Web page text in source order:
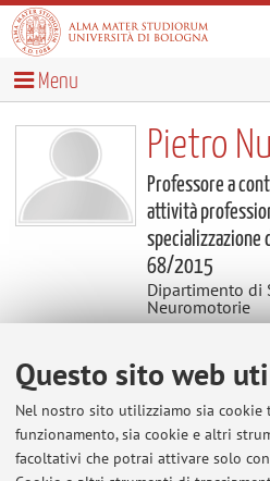
Questo sito web
Nel nostro sito utilizziamo sia cookie
funzionamento, sia cookie e altri
facoltativi che potrai attivare solo
Menu
Pietro
Professore a
attività
specializzazione
68/2015
Dipartimento di
Neuromotorie
Contatti
E-mail: pietro.nucera@unibo.it